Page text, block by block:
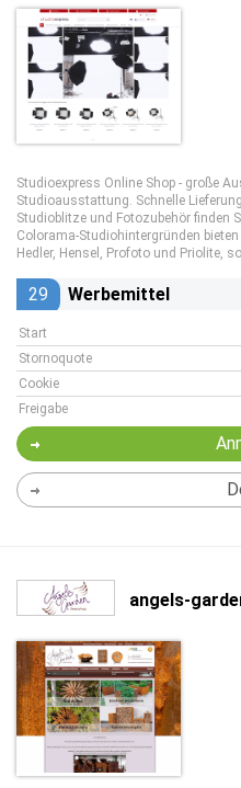
Studioexpress Online Shop - große
Studioausstattung. Schnelle
Studioblitze und Fotozubehör finden
Colorama-Studiohintergründen
Hedler, Hensel, Profoto und Priolite,
29 Werbemittel
Start
Stornoquote
Cookie
Freigabe
angels-